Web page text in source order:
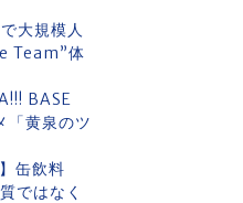
大規模人
Team”体
BASE
「黄泉のツ
缶飲料
ではなく